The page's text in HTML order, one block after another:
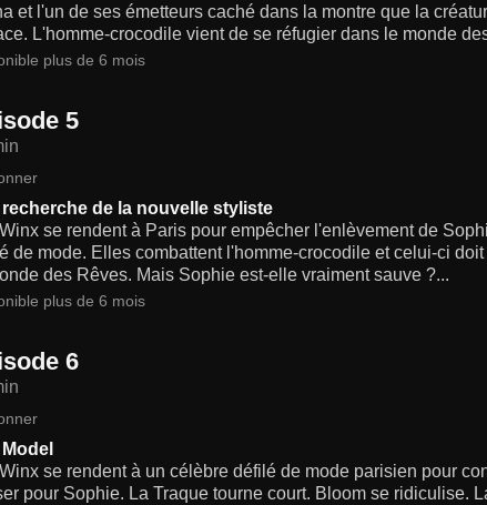
et l'un de ses émetteurs caché dans la montre que la
L'homme-crocodile vient de se réfugier dans le monde
plus de 6 mois
5
recherche de la nouvelle styliste
se rendent à Paris pour empêcher l'enlèvement de
de mode. Elles combattent l'homme-crocodile et celui-ci
des Rêves. Mais Sophie est-elle vraiment sauve ?...
plus de 6 mois
6
se rendent à un célèbre défilé de mode parisien pour
pour Sophie. La Traque tourne court. Bloom se ridiculise.